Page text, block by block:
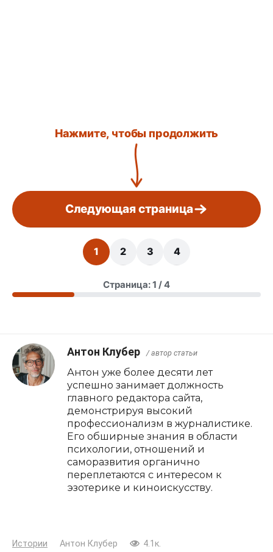
Нажмите, чтобы продолжить
Следующая страница
1 2 3 4
Страница: 1 / 4
Антон Клубер / автор статьи
Антон уже более десяти лет
успешно занимает должность
главного редактора сайта,
демонстрируя высокий
профессионализм в журналистике.
Его обширные знания в области
психологии, отношений и
саморазвития органично
переплетаются с интересом к
эзотерике и киноискусству.
Истории Антон Клубер 4.1к.